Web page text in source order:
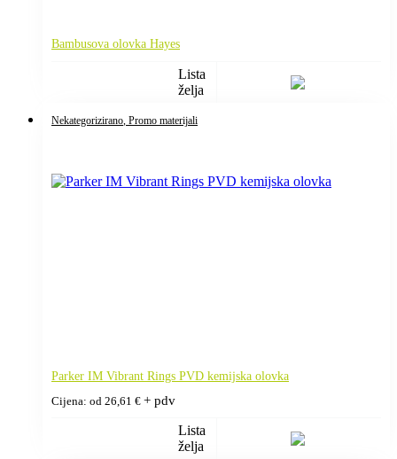
Bambusova olovka Hayes
Lista
želja
Nekategorizirano , Promo materijali
Parker IM Vibrant Rings PVD kemijska olovka
Cijena: od 26,61 € + pdv
Lista
želja